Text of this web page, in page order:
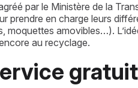
par le Ministère de la
prendre en charge leurs
amovibles…).
au recyclage.